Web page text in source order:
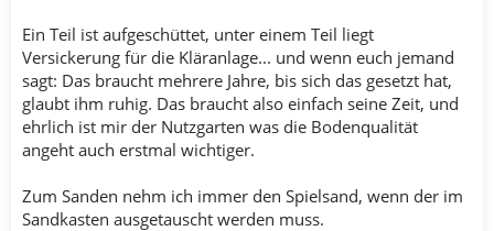
Ein Teil ist aufgeschüttet, unter einem Teil liegt
Versickerung für die Kläranlage... und wenn euch jemand
sagt: Das braucht mehrere Jahre, bis sich das gesetzt hat,
glaubt ihm ruhig. Das braucht also einfach seine Zeit, und
ehrlich ist mir der Nutzgarten was die Bodenqualität
angeht auch erstmal wichtiger.
Zum Sanden nehm ich immer den Spielsand, wenn der im
Sandkasten ausgetauscht werden muss.